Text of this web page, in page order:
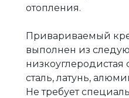
отопления.
Привариваемый
выполнен из
сталь, латунь,
Не требует